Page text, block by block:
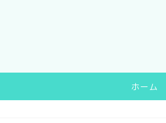
ホーム